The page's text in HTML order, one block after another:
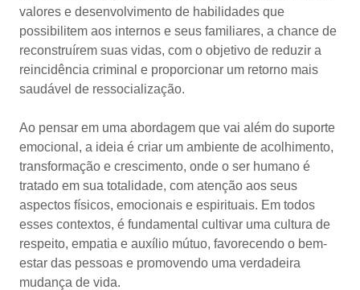
valores e desenvolvimento de habilidades que
possibilitem aos internos e seus familiares, a chance de
reconstruírem suas vidas, com o objetivo de reduzir a
reincidência criminal e proporcionar um retorno mais
saudável de ressocialização.
Ao pensar em uma abordagem que vai além do suporte
emocional, a ideia é criar um ambiente de acolhimento,
transformação e crescimento, onde o ser humano é
tratado em sua totalidade, com atenção aos seus
aspectos físicos, emocionais e espirituais. Em todos
esses contextos, é fundamental cultivar uma cultura de
respeito, empatia e auxílio mútuo, favorecendo o bem-
estar das pessoas e promovendo uma verdadeira
mudança de vida.